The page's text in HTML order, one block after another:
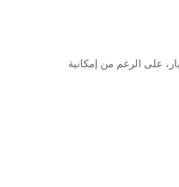
على الرغم من إمكانية